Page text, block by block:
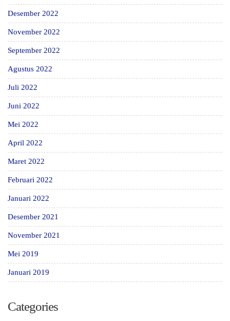
Desember 2022
November 2022
September 2022
Agustus 2022
Juli 2022
Juni 2022
Mei 2022
April 2022
Maret 2022
Februari 2022
Januari 2022
Desember 2021
November 2021
Mei 2019
Januari 2019
Categories